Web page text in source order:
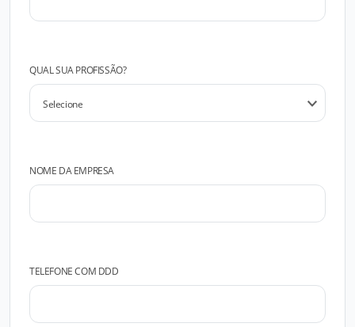
QUAL SUA PROFISSÃO?
NOME DA EMPRESA
TELEFONE COM DDD